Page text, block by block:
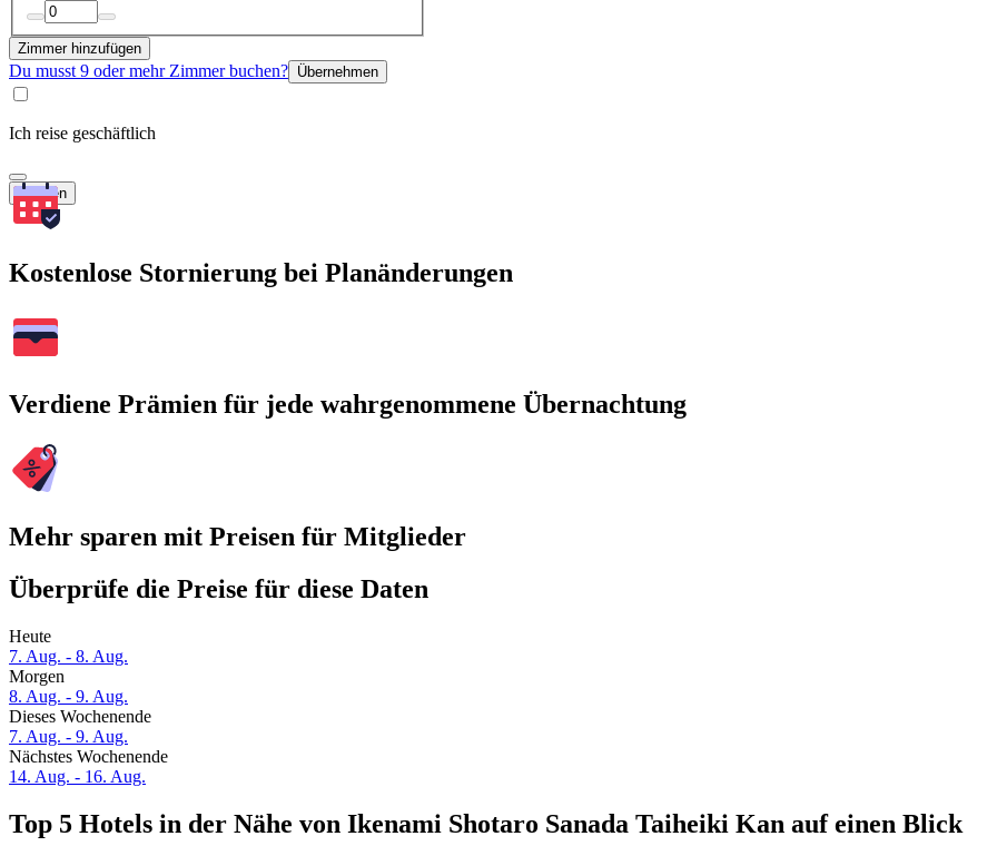
Zimmer hinzufügen
Du musst 9 oder mehr Zimmer buchen? Übernehmen
Ich reise geschäftlich
Suchen
Kostenlose Stornierung bei Planänderungen
Verdiene Prämien für jede wahrgenommene Übernachtung
Mehr sparen mit Preisen für Mitglieder
Überprüfe die Preise für diese Daten
Heute
7. Aug. - 8. Aug.
Morgen
8. Aug. - 9. Aug.
Dieses Wochenende
7. Aug. - 9. Aug.
Nächstes Wochenende
14. Aug. - 16. Aug.
Top 5 Hotels in der Nähe von Ikenami Shotaro Sanada Taiheiki Kan auf einen Blick